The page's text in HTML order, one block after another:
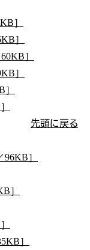
］
］
］
］
先頭に戻る
］
］
］